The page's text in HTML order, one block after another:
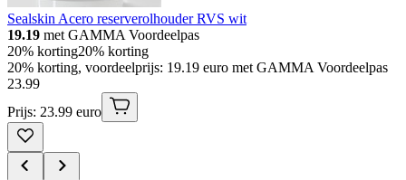
Sealskin Acero reserverolhouder RVS wit
19.19 met GAMMA Voordeelpas
20% korting20% korting
20% korting, voordeelprijs: 19.19 euro met GAMMA Voordeelpas
23.99
Prijs: 23.99 euro